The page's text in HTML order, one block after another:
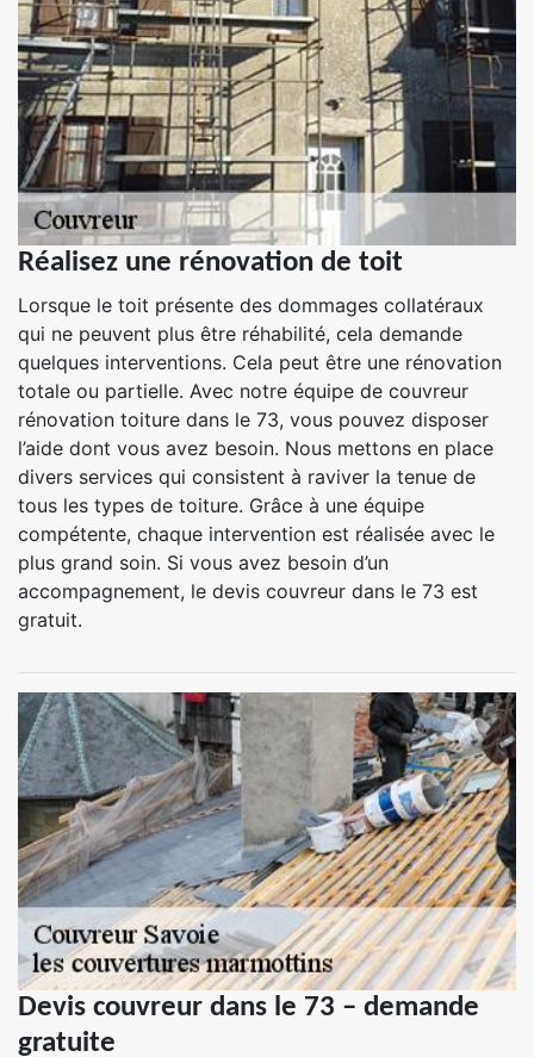
Réalisez une rénovation de toit
Lorsque le toit présente des dommages collatéraux
qui ne peuvent plus être réhabilité, cela demande
quelques interventions. Cela peut être une rénovation
totale ou partielle. Avec notre équipe de couvreur
rénovation toiture dans le 73, vous pouvez disposer
l’aide dont vous avez besoin. Nous mettons en place
divers services qui consistent à raviver la tenue de
tous les types de toiture. Grâce à une équipe
compétente, chaque intervention est réalisée avec le
plus grand soin. Si vous avez besoin d’un
accompagnement, le devis couvreur dans le 73 est
gratuit.
Devis couvreur dans le 73 – demande
gratuite